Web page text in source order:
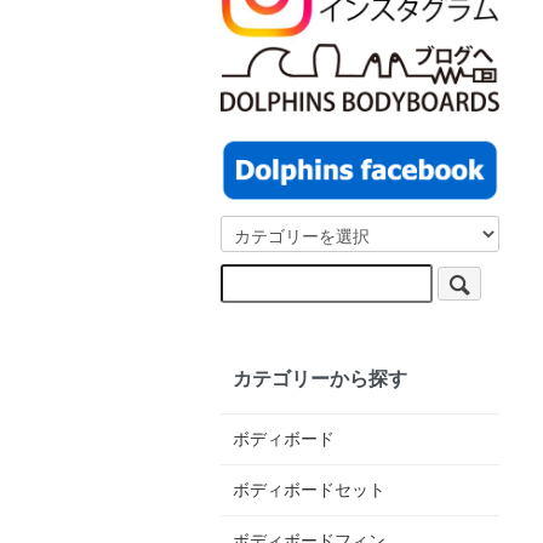
カテゴリーから探す
ボディボード
ボディボードセット